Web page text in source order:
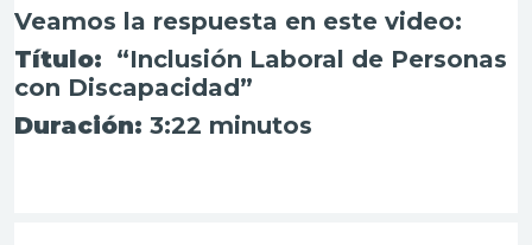
Veamos la respuesta en este video:
Título: “Inclusión Laboral de Personas
con Discapacidad”
Duración: 3:22 minutos